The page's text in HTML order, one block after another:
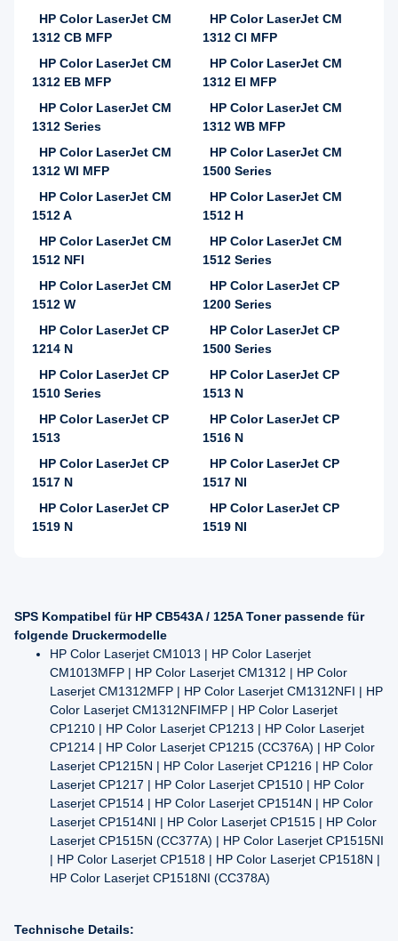
HP Color LaserJet CM
1312 CB MFP
HP Color LaserJet CM
1312 CI MFP
HP Color LaserJet CM
1312 EB MFP
HP Color LaserJet CM
1312 EI MFP
HP Color LaserJet CM
1312 Series
HP Color LaserJet CM
1312 WB MFP
HP Color LaserJet CM
1312 WI MFP
HP Color LaserJet CM
1500 Series
HP Color LaserJet CM
1512 A
HP Color LaserJet CM
1512 H
HP Color LaserJet CM
1512 NFI
HP Color LaserJet CM
1512 Series
HP Color LaserJet CM
1512 W
HP Color LaserJet CP
1200 Series
HP Color LaserJet CP
1214 N
HP Color LaserJet CP
1500 Series
HP Color LaserJet CP
1510 Series
HP Color LaserJet CP
1513 N
HP Color LaserJet CP
1513
HP Color LaserJet CP
1516 N
HP Color LaserJet CP
1517 N
HP Color LaserJet CP
1517 NI
HP Color LaserJet CP
1519 N
HP Color LaserJet CP
1519 NI
SPS Kompatibel für HP CB543A / 125A Toner passende für
folgende Druckermodelle
HP Color Laserjet CM1013 | HP Color Laserjet
CM1013MFP | HP Color Laserjet CM1312 | HP Color
Laserjet CM1312MFP | HP Color Laserjet CM1312NFI | HP
Color Laserjet CM1312NFIMFP | HP Color Laserjet
CP1210 | HP Color Laserjet CP1213 | HP Color Laserjet
CP1214 | HP Color Laserjet CP1215 (CC376A) | HP Color
Laserjet CP1215N | HP Color Laserjet CP1216 | HP Color
Laserjet CP1217 | HP Color Laserjet CP1510 | HP Color
Laserjet CP1514 | HP Color Laserjet CP1514N | HP Color
Laserjet CP1514NI | HP Color Laserjet CP1515 | HP Color
Laserjet CP1515N (CC377A) | HP Color Laserjet CP1515NI
| HP Color Laserjet CP1518 | HP Color Laserjet CP1518N |
HP Color Laserjet CP1518NI (CC378A)
Technische Details: